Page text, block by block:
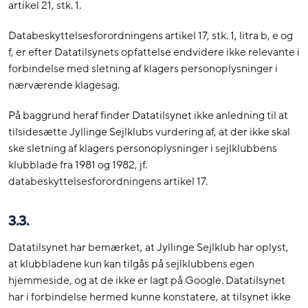
artikel 21, stk. 1.
Databeskyttelsesforordningens artikel 17, stk. 1, litra b, e og
f, er efter Datatilsynets opfattelse endvidere ikke relevante i
forbindelse med sletning af klagers personoplysninger i
nærværende klagesag.
På baggrund heraf finder Datatilsynet ikke anledning til at
tilsidesætte Jyllinge Sejlklubs vurdering af, at der ikke skal
ske sletning af klagers personoplysninger i sejlklubbens
klubblade fra 1981 og 1982, jf.
databeskyttelsesforordningens artikel 17.
3.3.
Datatilsynet har bemærket, at Jyllinge Sejlklub har oplyst,
at klubbladene kun kan tilgås på sejlklubbens egen
hjemmeside, og at de ikke er lagt på Google. Datatilsynet
har i forbindelse hermed kunne konstatere, at tilsynet ikke